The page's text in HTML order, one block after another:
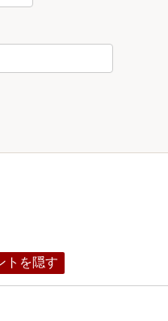
ツ
グルメ
トを隠す